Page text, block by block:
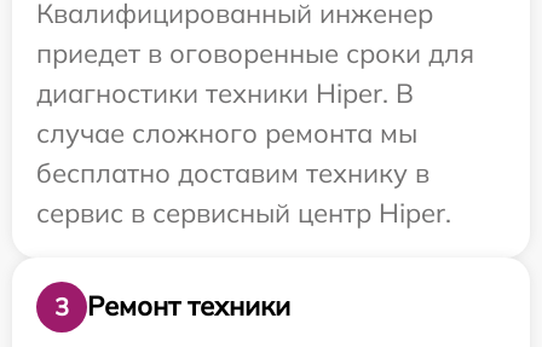
Квалифицированный инженер
приедет в оговоренные сроки для
диагностики техники Hiper. В
случае сложного ремонта мы
бесплатно доставим технику в
сервис в сервисный центр Hiper.
3
Ремонт техники